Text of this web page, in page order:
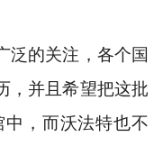
泛的关注，各个国
，并且希望把这批
，而沃法特也不